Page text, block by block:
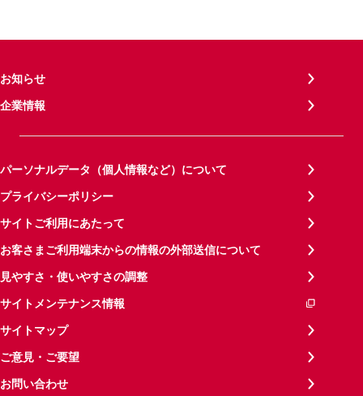
お知らせ
企業情報
パーソナルデータ（個人情報など）について
プライバシーポリシー
サイトご利用にあたって
お客さまご利用端末からの情報の外部送信について
見やすさ・使いやすさの調整
サイトメンテナンス情報
サイトマップ
ご意見・ご要望
お問い合わせ